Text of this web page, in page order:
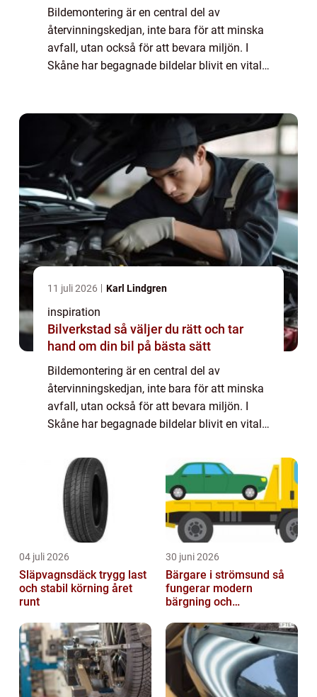
Bildemontering är en central del av
återvinningskedjan, inte bara för att minska
avfall, utan också för att bevara miljön. I
Skåne har begagnade bildelar blivit en vital
11 juli 2026 Karl Lindgren
inspiration
Bilverkstad så väljer du rätt och tar
hand om din bil på bästa sätt
Bildemontering är en central del av
återvinningskedjan, inte bara för att minska
avfall, utan också för att bevara miljön. I
Skåne har begagnade bildelar blivit en vital
04 juli 2026
Släpvagnsdäck trygg last
och stabil körning året
runt
30 juni 2026
Bärgare i strömsund så
fungerar modern
bärgning och